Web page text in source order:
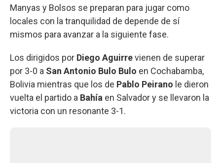
Manyas y Bolsos se preparan para jugar como
locales con la tranquilidad de depende de sí
mismos para avanzar a la siguiente fase.
Los dirigidos por Diego Aguirrevienen de superar
por 3-0 a San Antonio Bulo Bulo en Cochabamba,
Bolivia mientras que los de Pablo Peirano le dieron
vuelta el partido a Bahía en Salvador y se llevaron la
victoria con un resonante 3-1.